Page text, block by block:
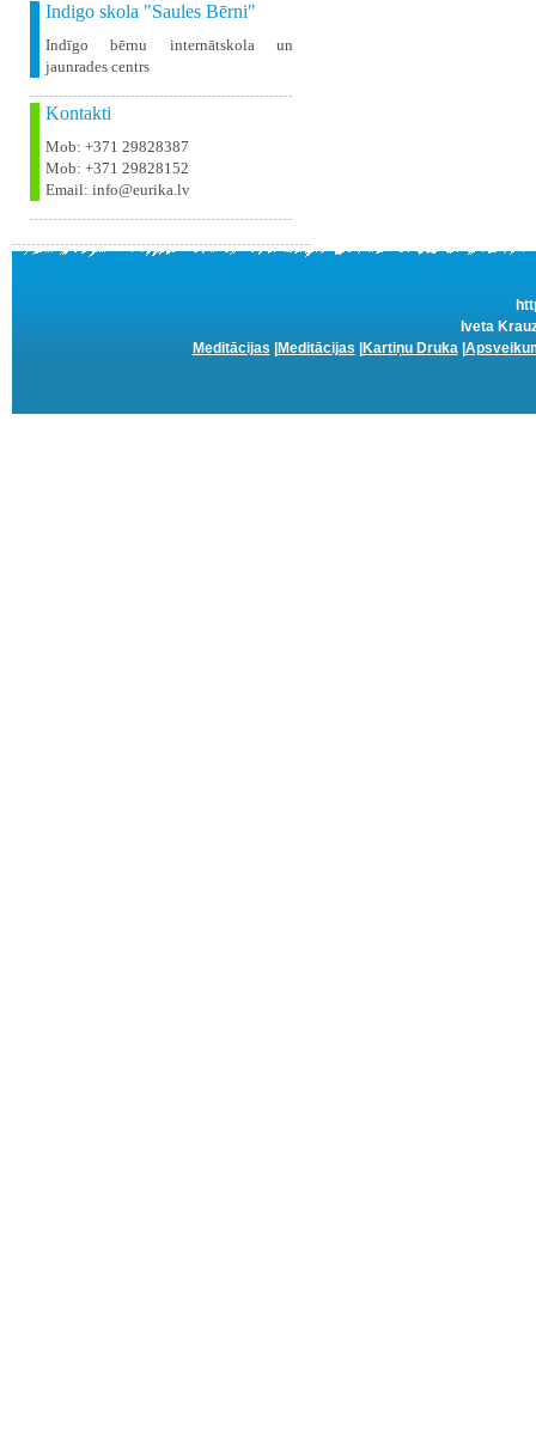
Indigo skola "Saules Bērni"
Indīgo bērnu internātskola un
jaunrades centrs
Kontakti
Mob: +371 29828387
Mob: +371 29828152
Email: info@eurika.lv
Iveta
Meditācijas
Meditācijas Kartiņu Druka|